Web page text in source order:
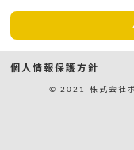
個人情報保護方針
© 2021 株式会社